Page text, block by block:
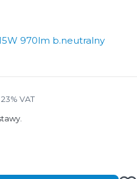
970lm b.neutralny
VAT
23% VAT